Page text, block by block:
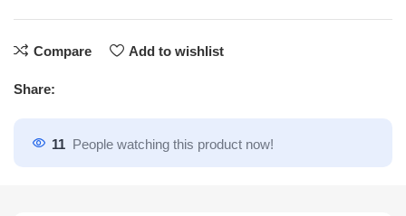
Compare Add to wishlist
Share:
11 People watching this product now!